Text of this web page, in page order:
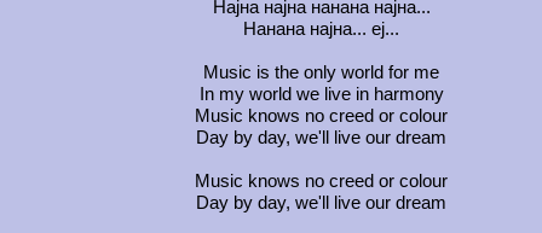
Најна најна нанана најна...
Нанана најна... еј...
Music is the only world for me
In my world we live in harmony
Music knows no creed or colour
Day by day, we'll live our dream
Music knows no creed or colour
Day by day, we'll live our dream